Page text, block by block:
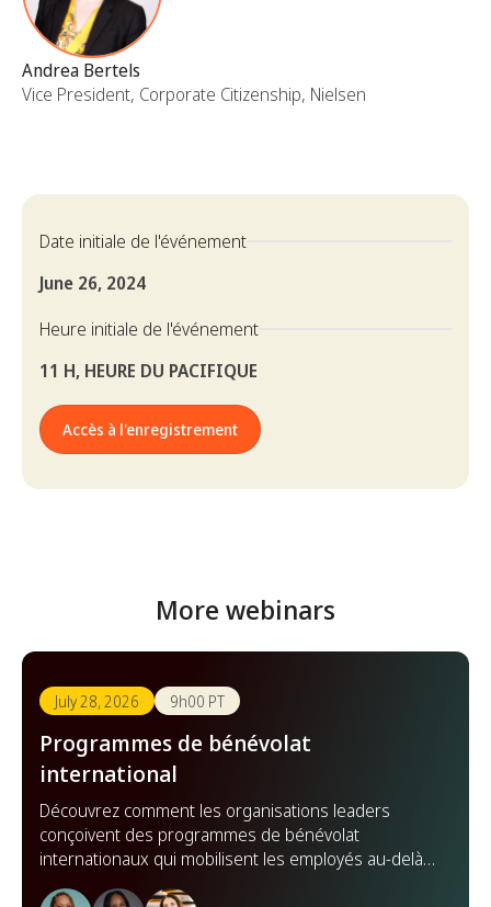
Andrea Bertels
Vice President, Corporate Citizenship, Nielsen
Date initiale de l'événement
June 26, 2024
Heure initiale de l'événement
11 H, HEURE DU PACIFIQUE
Accès à l'enregistrement
More webinars
July 28, 2026 9h00 PT
Programmes de bénévolat
international
Découvrez comment les organisations leaders
conçoivent des programmes de bénévolat
internationaux qui mobilisent les employés au-delà
des frontières, renforcent les partenariats et